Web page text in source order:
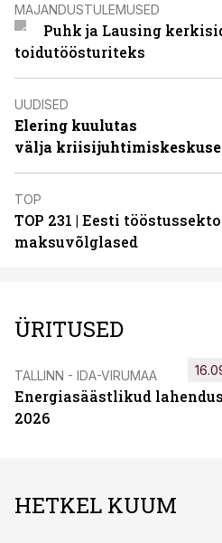
MAJANDUSTULEMUSED
Puhk ja Lausing
toidutöösturiteks
UUDISED
Elering kuulutas
välja
TOP
TOP 231 | Eesti
maksuvõlglased
ÜRITUSED
TALLINN - IDA-VIRUMAA
Energiasäästlikud
2026
HETKEL KUUM